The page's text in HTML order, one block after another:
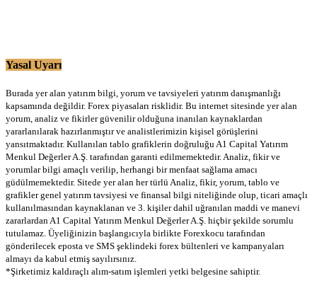
Yasal Uyarı
Burada yer alan yatırım bilgi, yorum ve tavsiyeleri yatırım danışmanlığı
kapsamında değildir. Forex piyasaları risklidir. Bu internet sitesinde yer alan
yorum, analiz ve fikirler güvenilir olduğuna inanılan kaynaklardan
yararlanılarak hazırlanmıştır ve analistlerimizin kişisel görüşlerini
yansıtmaktadır. Kullanılan tablo grafiklerin doğruluğu A1 Capital Yatırım
Menkul Değerler A.Ş. tarafından garanti edilmemektedir. Analiz, fikir ve
yorumlar bilgi amaçlı verilip, herhangi bir menfaat sağlama amacı
güdülmemektedir. Sitede yer alan her türlü Analiz, fikir, yorum, tablo ve
grafikler genel yatırım tavsiyesi ve finansal bilgi niteliğinde olup, ticari amaçlı
kullanılmasından kaynaklanan ve 3. kişiler dahil uğranılan maddi ve manevi
zararlardan A1 Capital Yatırım Menkul Değerler A.Ş. hiçbir şekilde sorumlu
tutulamaz. Üyeliğinizin başlangıcıyla birlikte Forexkocu tarafından
gönderilecek eposta ve SMS şeklindeki forex bültenleri ve kampanyaları
almayı da kabul etmiş sayılırsınız.
*Şirketimiz kaldıraçlı alım-satım işlemleri yetki belgesine sahiptir.